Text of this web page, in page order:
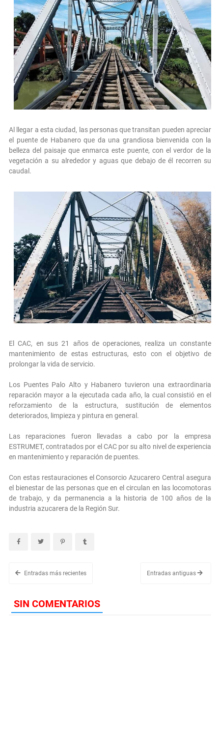
Al llegar a esta ciudad, las personas que transitan pueden apreciar
el puente de Habanero que da una grandiosa bienvenida con la
belleza del paisaje que enmarca este puente, con el verdor de la
vegetación a su alrededor y aguas que debajo de él recorren su
caudal.
El CAC, en sus 21 años de operaciones, realiza un constante
mantenimiento de estas estructuras, esto con el objetivo de
prolongar la vida de servicio.
Los Puentes Palo Alto y Habanero tuvieron una extraordinaria
reparación mayor a la ejecutada cada año, la cual consistió en el
reforzamiento de la estructura, sustitución de elementos
deteriorados, limpieza y pintura en general.
Las reparaciones fueron llevadas a cabo por la empresa
ESTRUMET, contratados por el CAC por su alto nivel de experiencia
en mantenimiento y reparación de puentes.
Con estas restauraciones el Consorcio Azucarero Central asegura
el bienestar de las personas que en el circulan en las locomotoras
de trabajo, y da permanencia a la historia de 100 años de la
industria azucarera de la Región Sur.
Entradas más recientes Entradas antiguas
SIN COMENTARIOS